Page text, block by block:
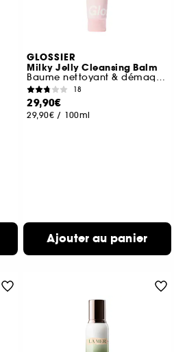
GLOSSIER
Milky Jelly Cleansing Balm
Baume nettoyant & démaquillant
18
29,90€
29,90€ / 100ml
Ajouter au panier